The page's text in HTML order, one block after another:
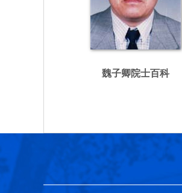
魏子卿院士百科